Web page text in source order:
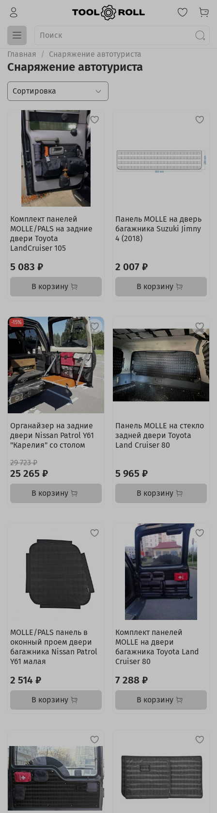
Главная Снаряжение автотуриста
Снаряжение автотуриста
Комплект панелей
MOLLE/PALS на задние
двери Toyota
LandCruiser 105
5 083 ₽
В корзину
Панель MOLLE на дверь
багажника Suzuki Jimny
4 (2018)
2 007 ₽
В корзину
-15%
Органайзер на задние
двери Nissan Patrol Y61
"Карелия" со столом
29 723 ₽
25 265 ₽
В корзину
Панель MOLLE на стекло
задней двери Toyota
Land Cruiser 80
5 965 ₽
В корзину
MOLLE/PALS панель в
оконный проем двери
багажника Nissan Patrol
Y61 малая
2 514 ₽
В корзину
Комплект панелей
MOLLE на двери
багажника Toyota Land
Cruiser 80
7 288 ₽
В корзину